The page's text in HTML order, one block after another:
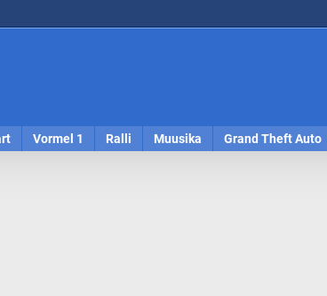
Vormel 1 Ralli Muusika Grand Theft Auto